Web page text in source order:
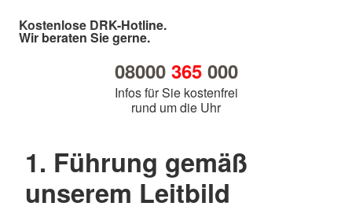
Kostenlose DRK-Hotline.
Wir beraten Sie gerne.
08000 365000
Infos für Sie kostenfrei
rund um die Uhr
1. Führung gemäß
unserem Leitbild